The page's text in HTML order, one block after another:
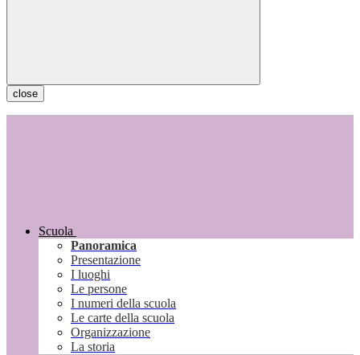
close
Scuola
Panoramica
Presentazione
I luoghi
Le persone
I numeri della scuola
Le carte della scuola
Organizzazione
La storia